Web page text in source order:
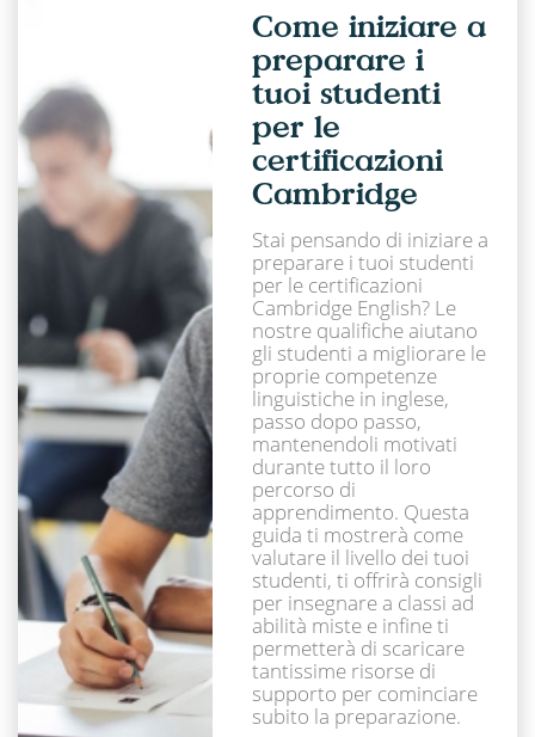
Come iniziare a
preparare i
tuoi studenti
per le
certificazioni
Cambridge
Stai pensando di iniziare a
preparare i tuoi studenti
per le certificazioni
Cambridge English? Le
nostre qualifiche aiutano
gli studenti a migliorare le
proprie competenze
linguistiche in inglese,
passo dopo passo,
mantenendoli motivati
durante tutto il loro
percorso di
apprendimento. Questa
guida ti mostrerà come
valutare il livello dei tuoi
studenti, ti offrirà consigli
per insegnare a classi ad
abilità miste e infine ti
permetterà di scaricare
tantissime risorse di
supporto per cominciare
subito la preparazione.